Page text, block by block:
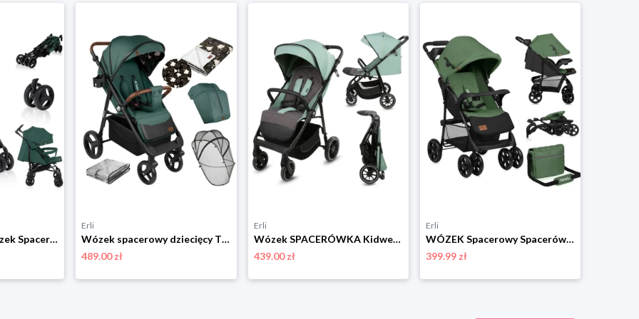
Lekki Składany Wózek Spacerowy Dziecięcy Spacerówka Parasolka Pasy Lionelo
Erli
Wózek spacerowy dziecięcy TULANO zielony lekki składany spacerówka + kocyk
489.00 zł
Erli
Wózek SPACERÓWKA Kidwell ENZO zielony budka XXL ocieplacz duże koła do 22kg
439.00 zł
Erli
WÓZEK Spacerowy Spacerówka LEKKI Składany Duże Koła + TORBA Lionelo Emma
399.99 zł